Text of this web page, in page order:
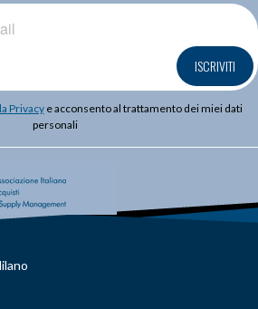
ISCRIVITI
Privacye acconsento al trattamento dei miei dati
personali